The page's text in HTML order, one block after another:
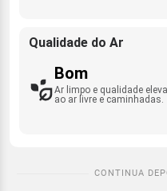
Qualidade do Ar
Bom
Ar limpo e qualidade
ao ar livre e caminhadas.